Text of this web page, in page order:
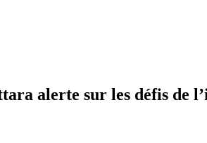
alerte sur les défis de